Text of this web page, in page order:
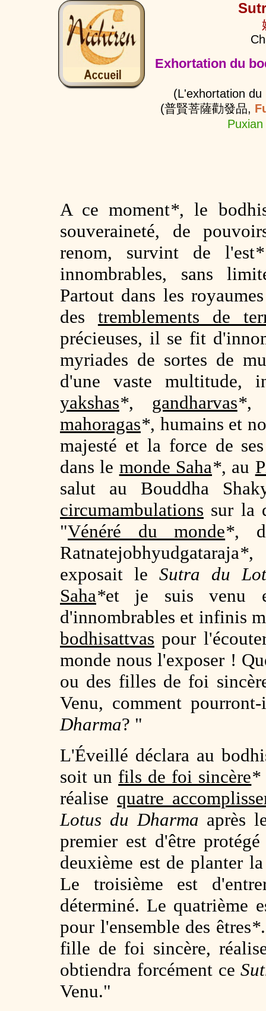
Exhortation du
(L'exhortation du
(普賢菩薩勸發品,
A ce moment*, le
souveraineté, de
renom, survint de l'est*
innombrables, sans
Partout dans les
des tremblements de
précieuses, il se fit
myriades de sortes de
d'une vaste multitude,
yakshas*, gandharvas*
mahoragas*, humains et
majesté et la force de
dans le monde Saha*, au
salut au Bouddha
circumambulations sur la
"Vénéré du monde*,
Ratnatejobhyudgataraja*,
exposait le Sutra du
Saha*et je suis venu
d'innombrables et infinis
bodhisattvas pour
monde nous l'exposer !
ou des filles de foi
Venu, comment
Dharma? "
L'Éveillé déclara au
soit un fils de foi sincère*
réalise quatre
Lotus du Dharma après
premier est d'être
deuxième est de planter
Le troisième est
déterminé. Le quatrième
pour l'ensemble des êtres*
fille de foi sincère,
obtiendra forcément ce
Venu."